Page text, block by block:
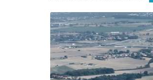
Kliknij, aby powiększyć